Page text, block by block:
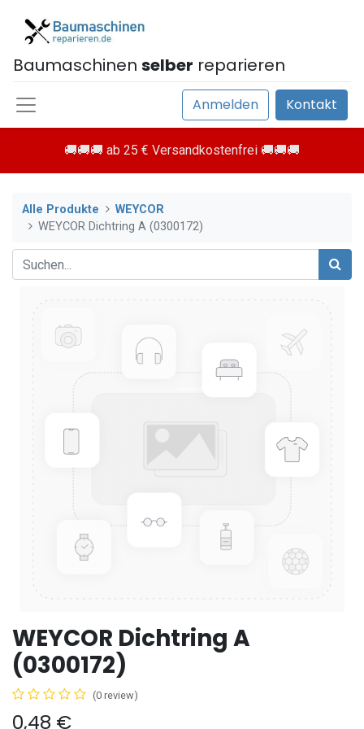
Baumaschinen selber reparieren
Anmelden Kontakt
🚚🚚🚚 ab 25 € Versandkostenfrei 🚚🚚🚚
Alle Produkte
WEYCOR
WEYCOR Dichtring A (0300172)
WEYCOR Dichtring A
(0300172)
(0 review)
0,48 €